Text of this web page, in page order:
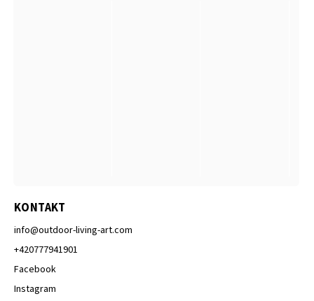
KONTAKT
info@outdoor-living-art.com
+420777941901
Facebook
Instagram